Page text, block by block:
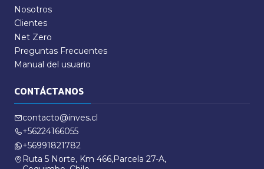
Nosotros
Clientes
Net Zero
Preguntas Frecuentes
Manual del usuario
CONTÁCTANOS
contacto@inves.cl
+56224166055
+56991821782
Ruta 5 Norte, Km 466,Parcela 27-A,